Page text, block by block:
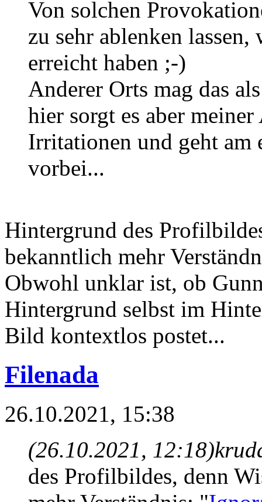
Von solchen
zu sehr ablenken
erreicht haben ;-)
Anderer Orts mag das
hier sorgt es aber
Irritationen und geht am
vorbei...
Hintergrund des
bekanntlich mehr
Obwohl unklar ist, ob
Hintergrund selbst im
Bild kontextlos postet...
Filenada
26.10.2021, 15:38
(26.10.2021, 12:18)
des Profilbildes, denn